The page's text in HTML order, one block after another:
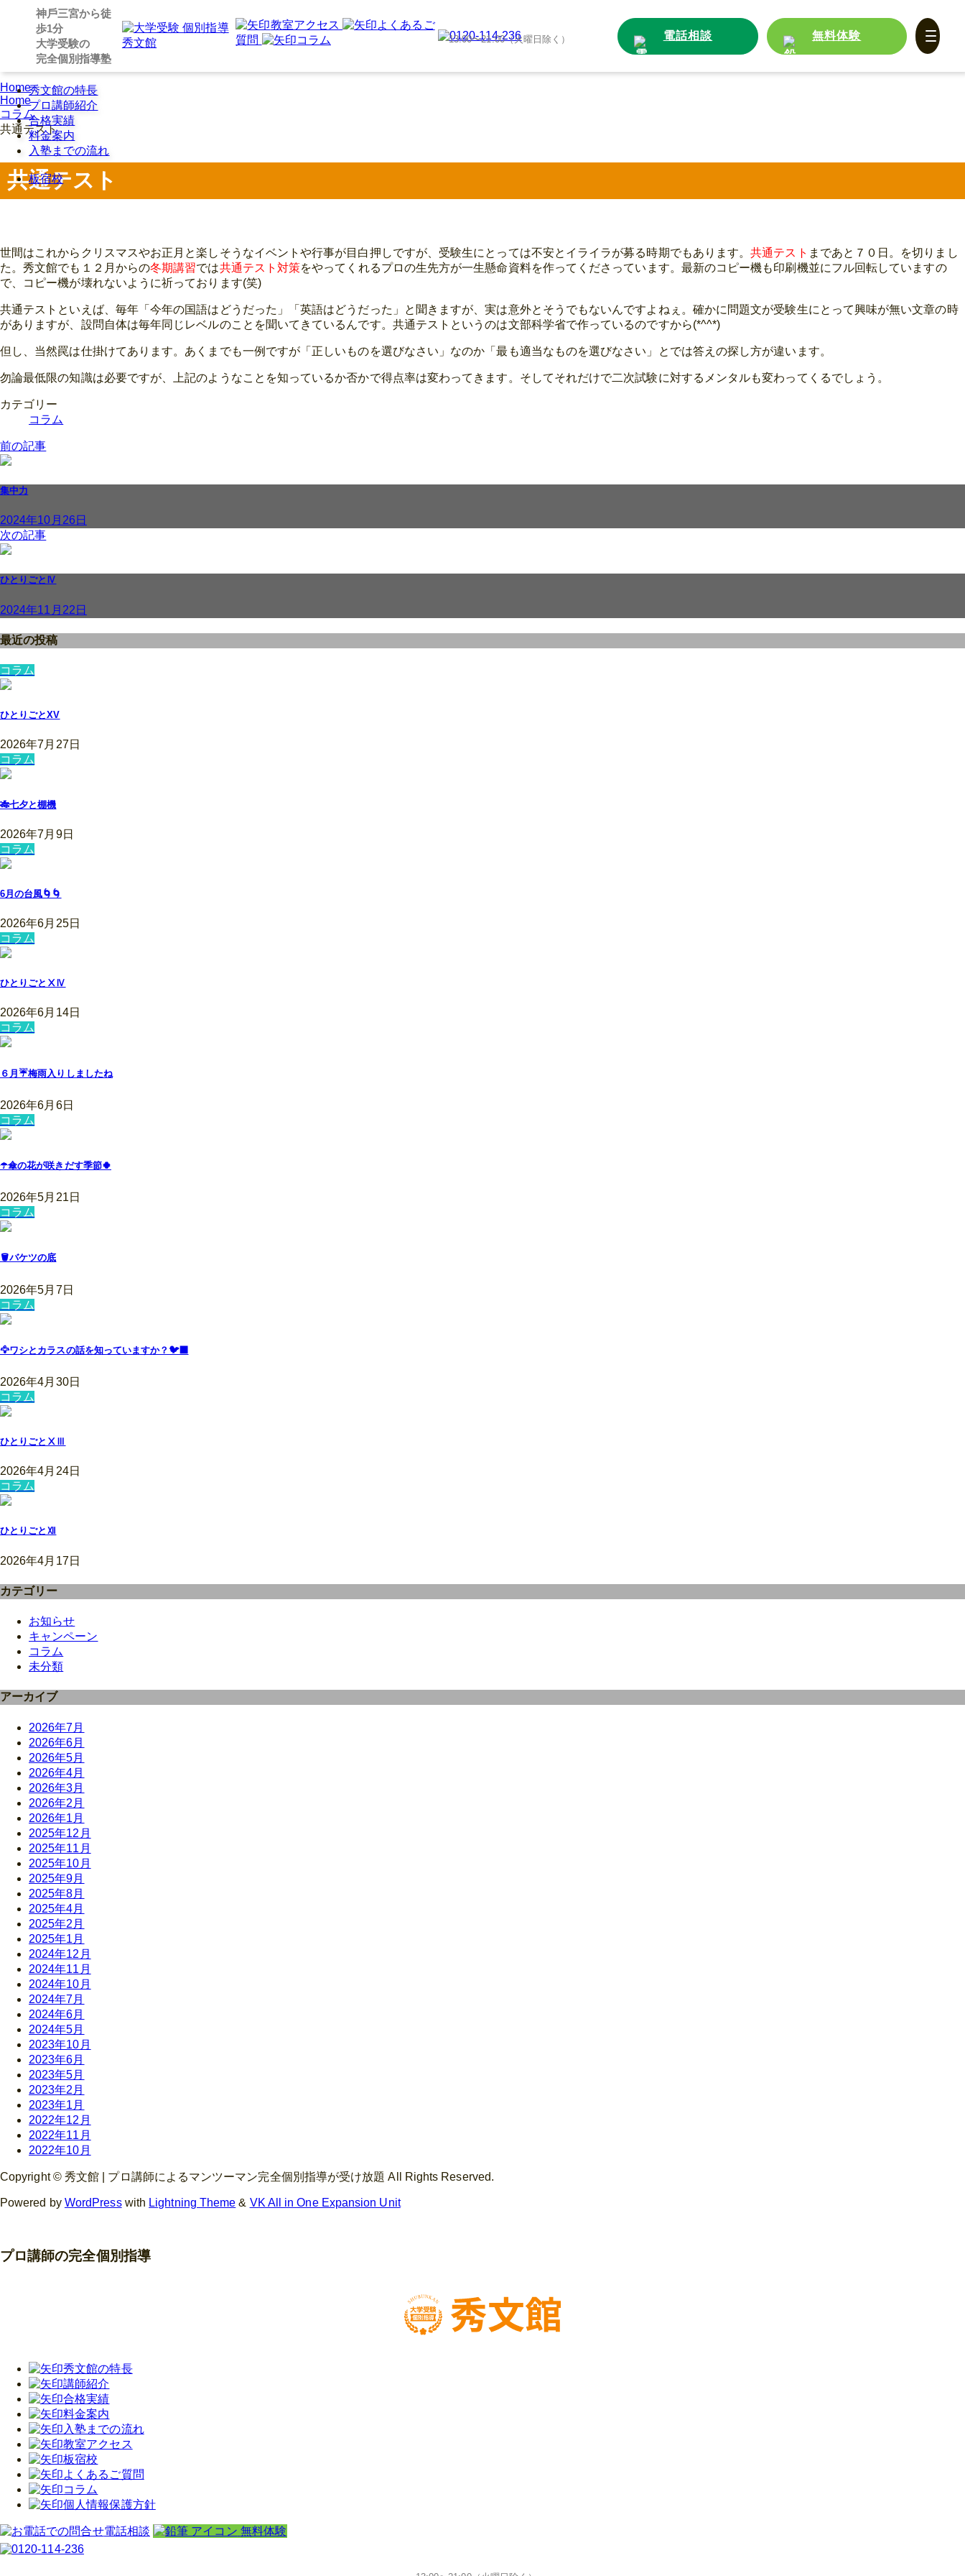
神⼾三宮から徒
歩1分
⼤学受験の
完全個別指導塾
教室アクセス
よくあるご
質問
コラム 13:00〜21:00（火曜日除く） 電話相談 無料体験
秀文館の特長
プロ講師紹介
合格実績
料金案内
入塾までの流れ
板宿校
Home
Home
コラム
共通テスト
共通テスト
世間はこれからクリスマスやお正月と楽しそうなイベントや行事が目白押しですが、受験生にとっては不安とイライラが募る時期でもあります。共通テスト まであと７０日。を切りまし
た。秀文館でも１２月からの冬期講習では共通テスト対策をやってくれるプロの生先方が一生懸命資料を作ってくださっています。最新のコピー機も印刷機並にフル回転していますの
で、コピー機が壊れないように祈っております(笑)
共通テストといえば、毎年「今年の国語はどうだった」「英語はどうだった」と聞きますが、実は意外とそうでもないんですよねぇ。確かに問題文が受験生にとって興味が無い文章の時
がありますが、設問自体は毎年同じレベルのことを聞いてきているんです。共通テストというのは文部科学省で作っているのですから(*^^*)
但し、当然罠は仕掛けてあります。あくまでも一例ですが「正しいものを選びなさい」なのか「最も適当なものを選びなさい」とでは答えの探し方が違います。
勿論最低限の知識は必要ですが、上記のようなことを知っているか否かで得点率は変わってきます。そしてそれだけで二次試験に対するメンタルも変わってくるでしょう。
カテゴリー
コラム
前の記事
集中力
2024年10月26日
次の記事
ひとりごとⅣ
2024年11月22日
最近の投稿
コラム
ひとりごとXV
2026年7月27日
コラム
🎋七夕と棚機
2026年7月9日
コラム
6月の台風🌀🌀
2026年6月25日
コラム
ひとりごとⅩⅣ
2026年6月14日
コラム
６月☔️梅雨入りしましたね
2026年6月6日
コラム
☂️傘の花が咲きだす季節🍀
2026年5月21日
コラム
🪣バケツの底
2026年5月7日
コラム
🦅ワシとカラスの話を知っていますか？🐦‍⬛
2026年4月30日
コラム
ひとりごとⅩⅢ
2026年4月24日
コラム
ひとりごとⅫ
2026年4月17日
カテゴリー
お知らせ
キャンペーン
コラム
未分類
アーカイブ
2026年7月
2026年6月
2026年5月
2026年4月
2026年3月
2026年2月
2026年1月
2025年12月
2025年11月
2025年10月
2025年9月
2025年8月
2025年4月
2025年2月
2025年1月
2024年12月
2024年11月
2024年10月
2024年7月
2024年6月
2024年5月
2023年10月
2023年6月
2023年5月
2023年2月
2023年1月
2022年12月
2022年11月
2022年10月
Copyright © 秀文館 | プロ講師によるマンツーマン完全個別指導が受け放題 All Rights Reserved.
Powered by WordPresswith Lightning Theme & VK All in One Expansion Unit
プロ講師の完全個別指導
秀文館の特長
講師紹介
合格実績
料金案内
入塾までの流れ
教室アクセス
板宿校
よくあるご質問
コラム
個人情報保護方針
電話相談 無料体験